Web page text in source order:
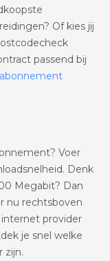
Of kies jij
passend bij
Voer
Denk
Megabit? Dan
nu rechtsboven
provider
je snel welke
zijn.